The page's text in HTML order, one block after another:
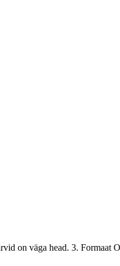
on väga head. 3. Formaat